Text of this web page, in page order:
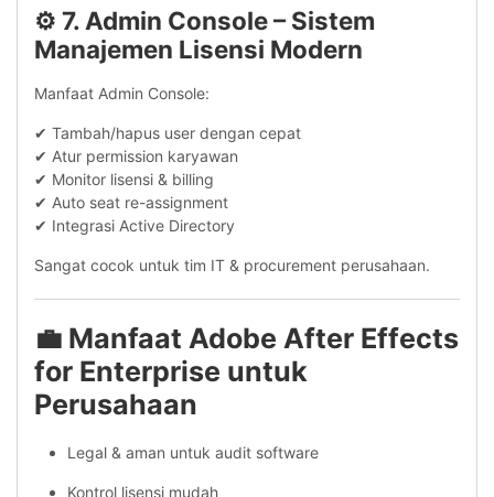
⚙️ 7. Admin Console – Sistem
Manajemen Lisensi Modern
Manfaat Admin Console:
✔ Tambah/hapus user dengan cepat
✔ Atur permission karyawan
✔ Monitor lisensi & billing
✔ Auto seat re-assignment
✔ Integrasi Active Directory
Sangat cocok untuk tim IT & procurement perusahaan.
💼 Manfaat Adobe After Effects
for Enterprise untuk
Perusahaan
Legal & aman untuk audit software
Kontrol lisensi mudah